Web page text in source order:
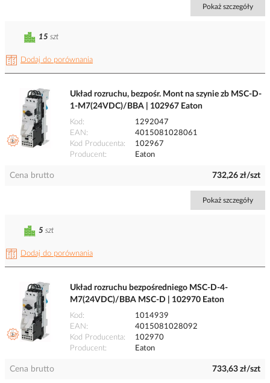
Pokaż szczegóły
Dodaj do porównania
15 szt
Układ rozruchu, bezpośr. Mont na szynie zb MSC-D-
1-M7(24VDC)/BBA | 102967 Eaton
Kod
1292047
EAN
4015081028061
Kod Producenta
102967
Producent
Eaton
Cena brutto 732,26 zł/szt
Pokaż szczegóły
Dodaj do porównania
5 szt
Układ rozruchu bezpośredniego MSC-D-4-
M7(24VDC)/BBA MSC-D | 102970 Eaton
Kod
1014939
EAN
4015081028092
Kod Producenta
102970
Producent
Eaton
Cena brutto 733,63 zł/szt